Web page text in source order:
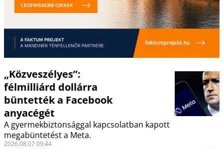
„Közveszélyes”:
félmilliárd dollárra
büntették a Facebook
anyacégét
A gyermekbiztonsággal kapcsolatban kapott
megabüntetést a Meta.
2026.08.07 09:44